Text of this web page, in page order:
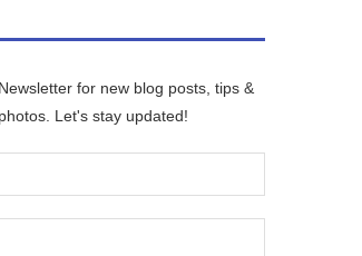
for new blog posts, tips &
Let's stay updated!